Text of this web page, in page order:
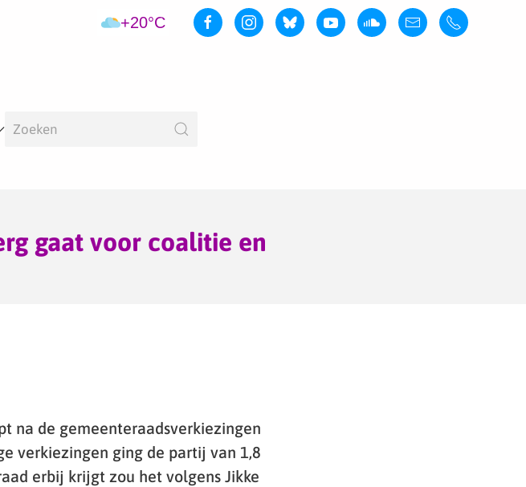
+20°C
gaat voor coalitie en
na de gemeenteraadsverkiezingen
verkiezingen ging de partij van 1,8
erbij krijgt zou het volgens Jikke